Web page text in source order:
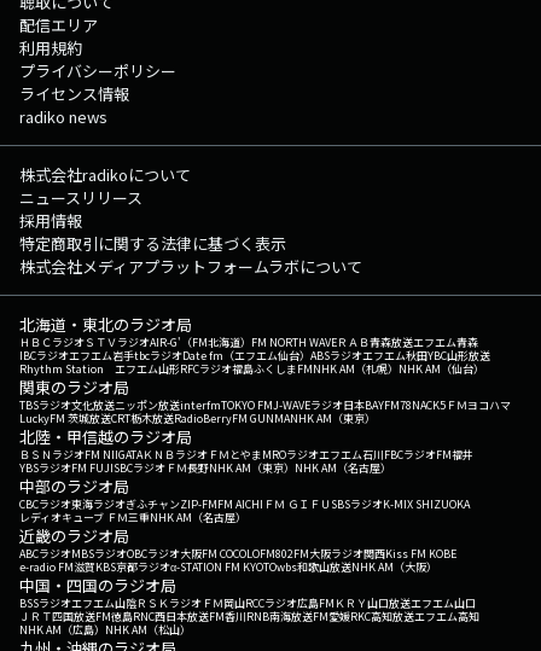
配信エリア
利用規約
プライバシーポリシー
ライセンス情報
radiko news
株式会社radikoについて
ニュースリリース
採用情報
特定商取引に関する法律に基づく表示
株式会社メディアプラットフォームラボについて
北海道・東北のラジオ局
ＨＢＣラジオＳＴＶラジオAIR-G'（FM北海道） FM NORTH WAVEＲＡＢ青森放送エフエム青森
IBCラジオエフエム岩手tbcラジオDate fm（エフエム仙台） ABSラジオエフエム秋田YBC山形放送
Rhythm Station エフエム山形RFCラジオ福島ふくしまFMNHK AM（札幌） NHK AM（仙台）
関東のラジオ局
TBSラジオ文化放送ニッポン放送interfmTOKYO FMJ-WAVEラジオ日本BAYFM78NACK5 ＦＭヨコハマ
LuckyFM 茨城放送CRT栃木放送RadioBerryFM GUNMANHK AM（東京）
北陸・甲信越のラジオ局
ＢＳＮラジオFM NIIGATAＫＮＢラジオ ＦＭとやまMROラジオエフエム石川FBCラジオFM福井
YBSラジオFM FUJISBCラジオ ＦＭ長野NHK AM（東京） NHK AM（名古屋）
中部のラジオ局
CBCラジオ東海ラジオぎふチャンZIP-FMFM AICHI ＦＭ ＧＩＦＵ SBSラジオK-MIX SHIZUOKA
レディオキューブ ＦＭ三重NHK AM（名古屋）
近畿のラジオ局
ABCラジオMBSラジオOBCラジオ大阪FM COCOLOFM802FM大阪ラジオ関西Kiss FM KOBE
e-radio FM滋賀KBS京都ラジオα-STATION FM KYOTOwbs和歌山放送NHK AM（大阪）
中国・四国のラジオ局
BSSラジオエフエム山陰ＲＳＫラジオ ＦＭ岡山RCCラジオ広島FM ＫＲＹ山口放送エフエム山口
ＪＲＴ四国放送FM徳島RNC西日本放送FM香川RNB南海放送FM愛媛RKC高知放送エフエム高知
NHK AM（広島） NHK AM（松山）